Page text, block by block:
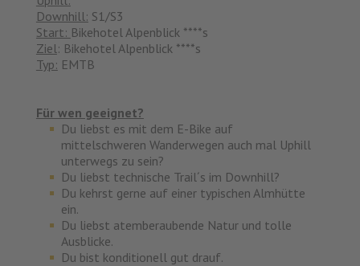
Downhill: S1/S3
Start: Bikehotel Alpenblick ****s
Ziel : Bikehotel Alpenblick ****s
Typ: EMTB
Für wen geeignet?
Du liebst es mit dem E-Bike auf
mittelschweren Wanderwegen auch mal Uphill
unterwegs zu sein?
Du liebst technische Trail´s im Downhill?
Du kehrst gerne auf einer typischen Almhütte
ein.
Du liebst atemberaubende Natur und tolle
Ausblicke.
Du bist konditionell gut drauf.